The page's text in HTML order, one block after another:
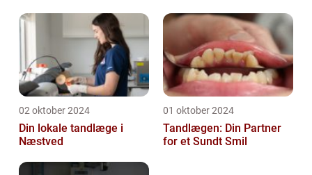
02 oktober 2024
Din lokale tandlæge i
Næstved
01 oktober 2024
Tandlægen: Din Partner
for et Sundt Smil